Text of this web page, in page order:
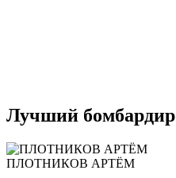
Лучший бомбардир
ПЛОТНИКОВ АРТЁМ